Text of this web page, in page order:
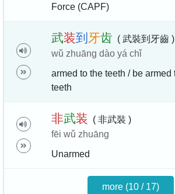
Force (CAPF)
武装到 牙齿 ( 武裝到牙齒 )
wǔ zhuāng dào yá chǐ
armed to the teeth / be armed
teeth
非武装 ( 非武裝 )
fēi wǔ zhuāng
Unarmed
more (10 / 17)